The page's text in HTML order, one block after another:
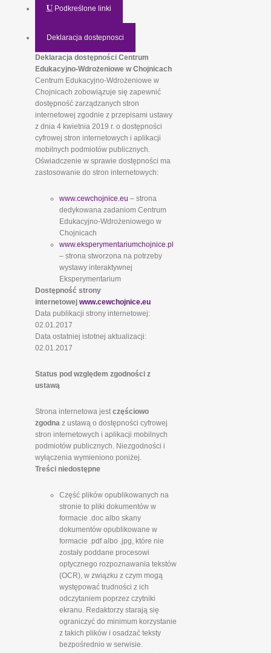
Podkreślone linki
Deklaracja dostepnosci
Deklaracja dostępności Centrum
Edukacyjno-Wdrożeniowe w Chojnicach
Centrum Edukacyjno-Wdrożeniowe w
Chojnicach zobowiązuje się zapewnić
dostępność zarządzanych stron
internetowej zgodnie z przepisami ustawy
z dnia 4 kwietnia 2019 r. o dostępności
cyfrowej stron internetowych i aplikacji
mobilnych podmiotów publicznych.
Oświadczenie w sprawie dostępności ma
zastosowanie do stron internetowych:
www.cewchojnice.eu – strona
dedykowana zadaniom Centrum
Edukacyjno-Wdrożeniowego w
Chojnicach
www.eksperymentariumchojnice.pl
– strona stworzona na potrzeby
wystawy interaktywnej
Eksperymentarium
Dostępność strony
internetowej www.cewchojnice.eu
Data publikacji strony internetowej:
02.01.2017
Data ostatniej istotnej aktualizacji:
02.01.2017
Status pod względem zgodności z
ustawą
Strona internetowa jestczęściowo
zgodnaz ustawą o dostępności cyfrowej
stron internetowych i aplikacji mobilnych
podmiotów publicznych. Niezgodności i
wyłączenia wymieniono poniżej.
Treści niedostępne
Część plików opublikowanych na
stronie to pliki dokumentów w
formacie .doc albo skany
dokumentów opublikowane w
formacie .pdf albo .jpg, które nie
zostały poddane procesowi
optycznego rozpoznawania tekstów
(OCR), w związku z czym mogą
występować trudności z ich
odczytaniem poprzez czytniki
ekranu. Redaktorzy starają się
ograniczyć do minimum korzystanie
z takich plików i osadzać teksty
bezpośrednio w serwisie.